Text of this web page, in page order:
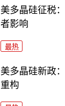
美多晶硅征税
者影响
最热
美多晶硅新政
重构